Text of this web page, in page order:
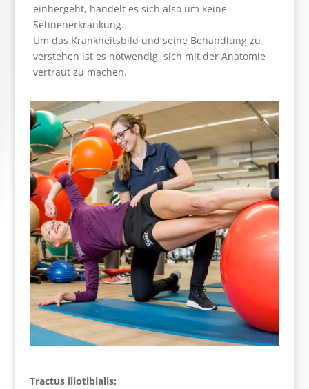
einhergeht, handelt es sich also um keine
Sehnenerkrankung.
Um das Krankheitsbild und seine Behandlung zu
verstehen ist es notwendig, sich mit der Anatomie
vertraut zu machen.
Tractus iliotibialis: